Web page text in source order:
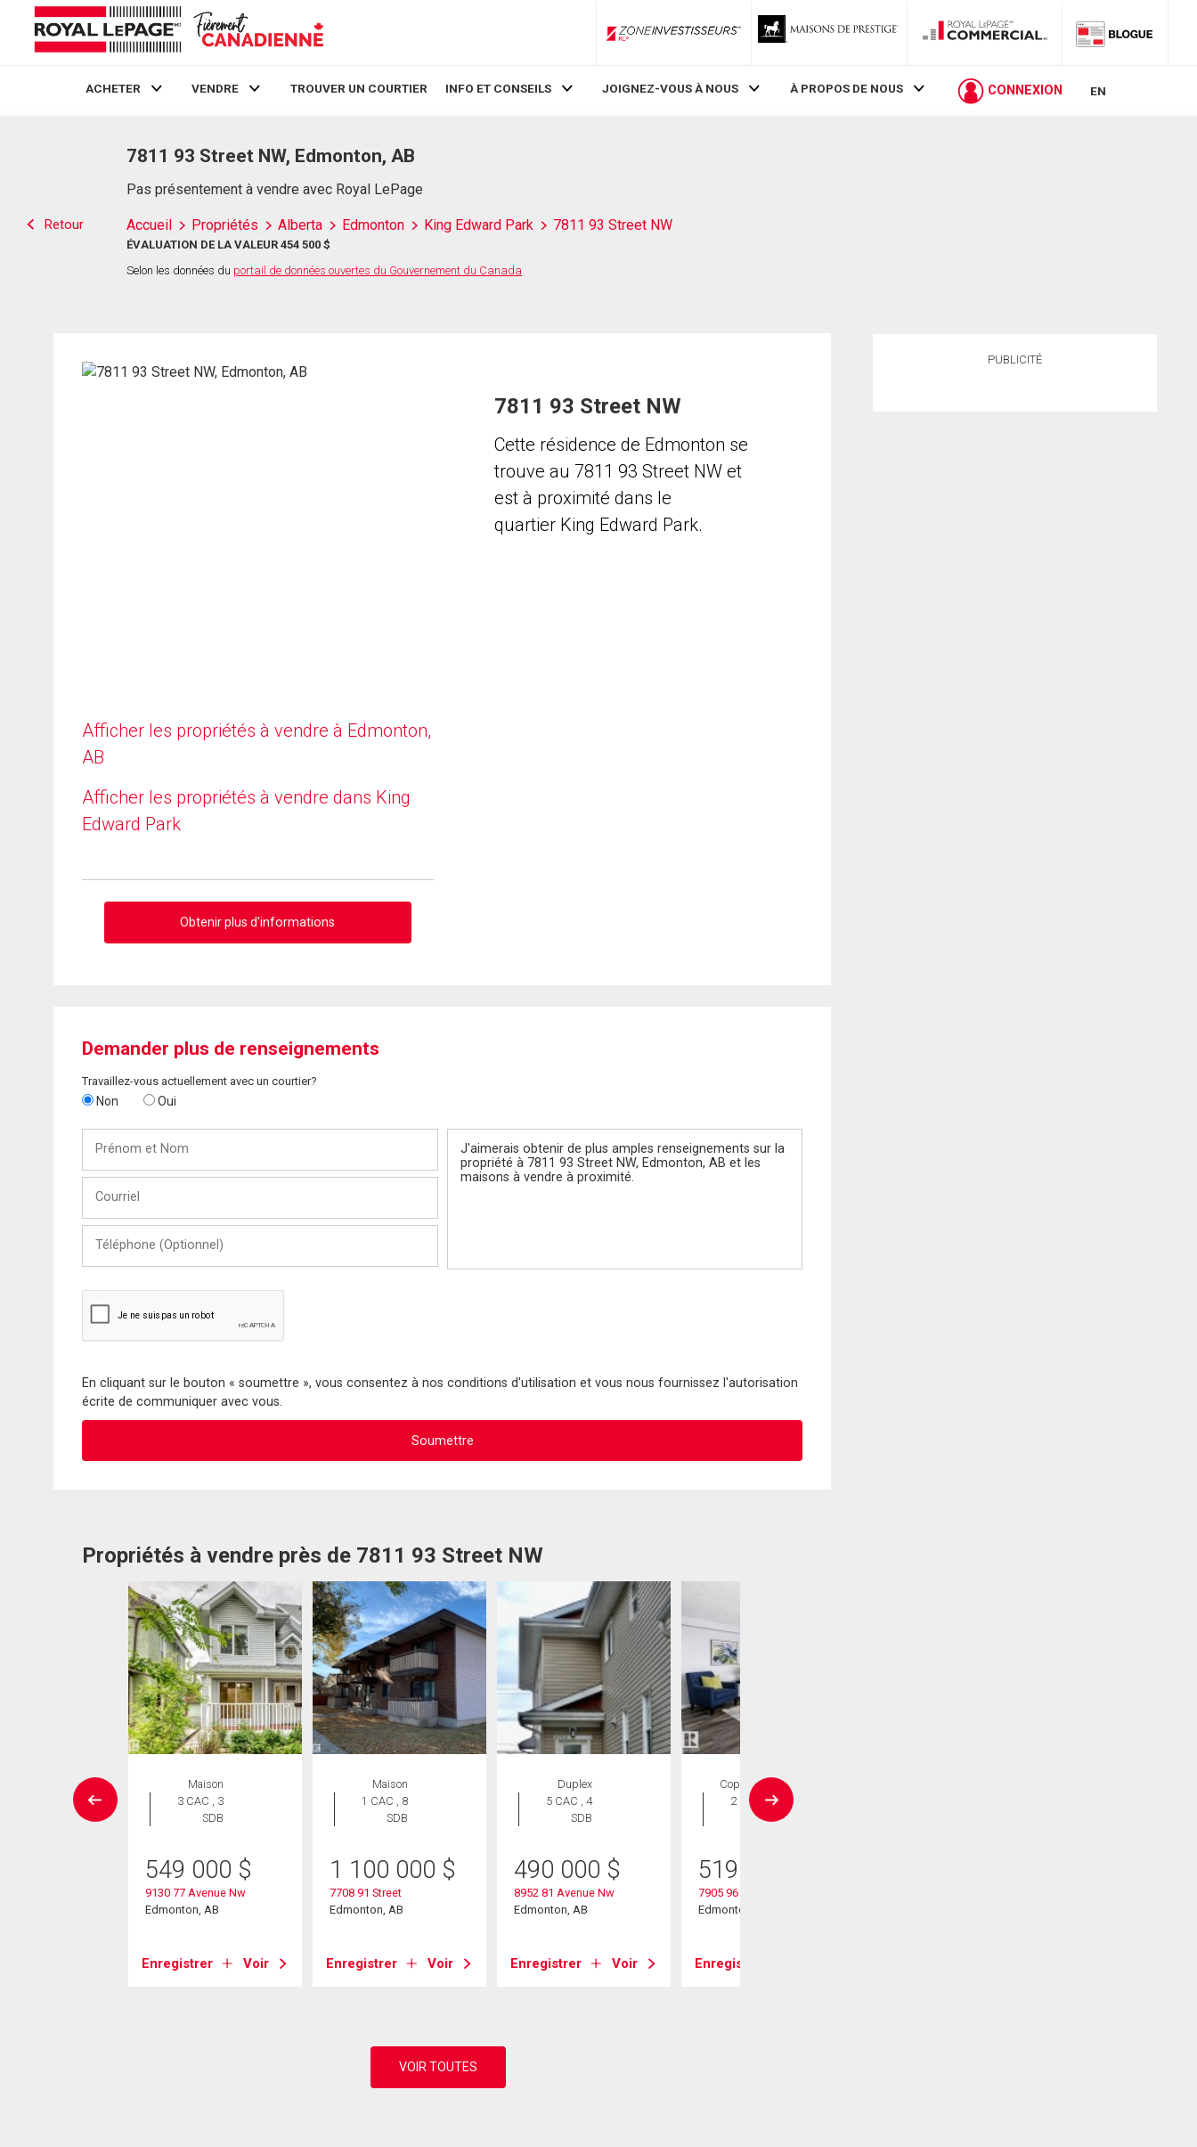
ZoneInvestisseurs RLP
ACHETER VENDRE TROUVER UN COURTIER INFO ET CONSEILS JOIGNEZ-VOUS À NOUS À PROPOS DE NOUS CONNEXION EN
Retour
7811 93 Street NW, Edmonton, AB
Pas présentement à vendre avec Royal LePage
Accueil Propriétés Alberta Edmonton King Edward Park 7811 93 Street NW
ÉVALUATION DE LA VALEUR 454 500 $
Selon les données du portail de données ouvertes du Gouvernement du Canada
Afficher les propriétés à vendre à Edmonton,
AB
Afficher les propriétés à vendre dans King
Edward Park
Obtenir plus d'informations
7811 93 Street NW
Cette résidence de Edmonton se
trouve au 7811 93 Street NW et
est à proximité dans le
quartier King Edward Park.
Demander plus de renseignements
Travaillez-vous actuellement avec un courtier?
Non Oui
Nom
(Optionnel)
En cliquant sur le bouton « soumettre », vous consentez à nos conditions d'utilisation et vous nous fournissez l'autorisation
écrite de communiquer avec vous.
Propriétés à vendre près de 7811 93 Street NW
Maison
3 CAC , 3
SDB
549 000 $
9130 77 Avenue Nw
Edmonton, AB
Enregistrer Voir
Maison
1 CAC , 8
SDB
1 100 000 $
7708 91 Street
Edmonton, AB
Enregistrer Voir
Duplex
5 CAC , 4
SDB
490 000 $
8952 81 Avenue Nw
Edmonton, AB
Enregistrer Voir
Copropriété
2 CAC , 2
SDB
519 900
7905 96 Street Nw
Edmonton, AB
Enregistrer
PUBLICITÉ